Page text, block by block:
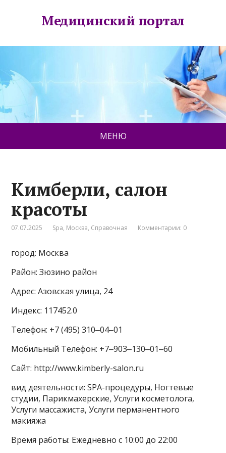
Медицинский портал
МЕНЮ
Кимберли, салон
красоты
07.07.2025 Spa, Москва, Справочная Комментарии: 0
город: Москва
Район: Зюзино район
Адрес: Азовская улица, 24
Индекс: 117452.0
Телефон: +7 (495) 310‒04‒01
Мобильный Телефон: +7‒903‒130‒01‒60
Сайт: http://www.kimberly-salon.ru
вид деятельности: SPA-процедуры, Ногтевые
студии, Парикмахерские, Услуги косметолога,
Услуги массажиста, Услуги перманентного
макияжа
Время работы: Ежедневно с 10:00 до 22:00